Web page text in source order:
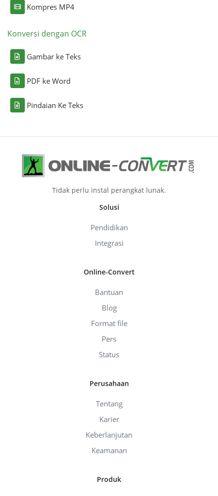
Kompres MP4
Konversi dengan OCR
Gambar ke Teks
PDF ke Word
Pindaian Ke Teks
Tidak perlu instal perangkat lunak.
Solusi
Pendidikan
Integrasi
Online-Convert
Bantuan
Blog
Format file
Pers
Status
Perusahaan
Tentang
Karier
Keberlanjutan
Keamanan
Produk